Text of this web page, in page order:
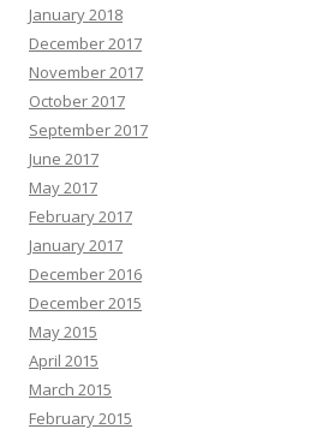
January 2018
December 2017
November 2017
October 2017
September 2017
June 2017
May 2017
February 2017
January 2017
December 2016
December 2015
May 2015
April 2015
March 2015
February 2015